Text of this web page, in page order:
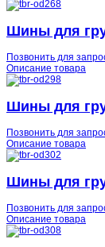
Шины для
Позвонить для
Описание товара
Шины для
Позвонить для
Описание товара
Шины для
Позвонить для
Описание товара